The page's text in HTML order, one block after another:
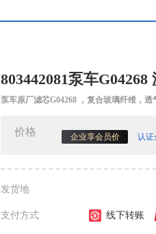
803442081泵车G04268
泵车原厂滤芯G04268 ，复合玻璃纤维，
价格 企业享会员价 认证
发货地
支付方式 线下转账